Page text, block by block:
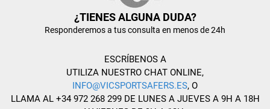
¿TIENES ALGUNA DUDA?
Responderemos a tus consulta en menos de 24h
ESCRÍBENOS A
UTILIZA NUESTRO CHAT ONLINE,
INFO@VICSPORTSAFERS.ES, O
LLAMA AL +34 972 268 299 DE LUNES A JUEVES A 9H A 18H